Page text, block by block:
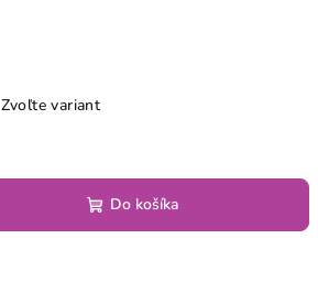
Zvoľte variant
Do košíka